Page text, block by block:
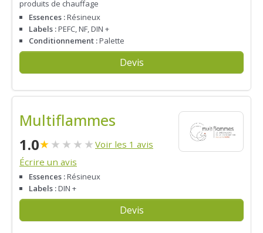
produits de chauffage
Essences :Résineux
Labels :PEFC, NF, DIN +
Conditionnement :Palette
Devis
Multiflammes
1.0★★ ★ ★ ★ Voir les 1 avis
Écrire un avis
Essences :Résineux
Labels :DIN +
Devis